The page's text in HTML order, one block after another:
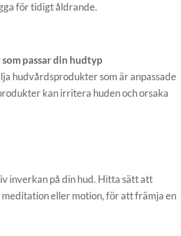
för tidigt åldrande.
passar din hudtyp
hudvårdsprodukter som är anpassade
kan irritera huden och orsaka
inverkan på din hud. Hitta sätt att
meditation eller motion, för att främja en